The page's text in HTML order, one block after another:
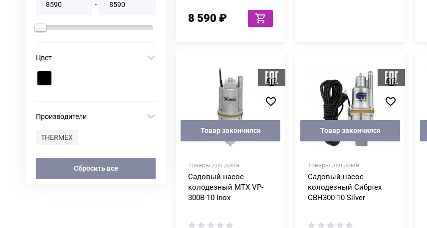
-
Цвет
Производители
THERMEX
Сбросить все
8 590 ₽
Товар закончился
Товары для дома
Садовый насос
колодезный MTX VP-
300B-10 Inox
Товар закончился
Товары для дома
Садовый насос
колодезный Сибртех
СВН300-10 Silver